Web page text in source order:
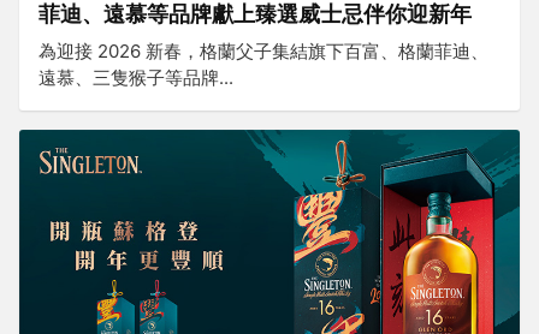
菲迪、遠慕等品牌獻上臻選威士忌伴你迎新年
為迎接 2026 新春，格蘭父子集結旗下百富、格蘭菲迪、
遠慕、三隻猴子等品牌...